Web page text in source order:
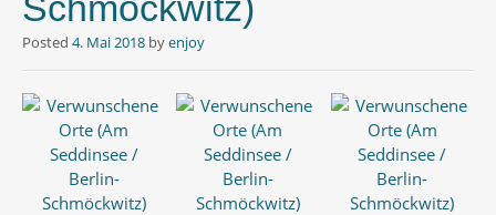
Posted 4. Mai 2018 byenjoy